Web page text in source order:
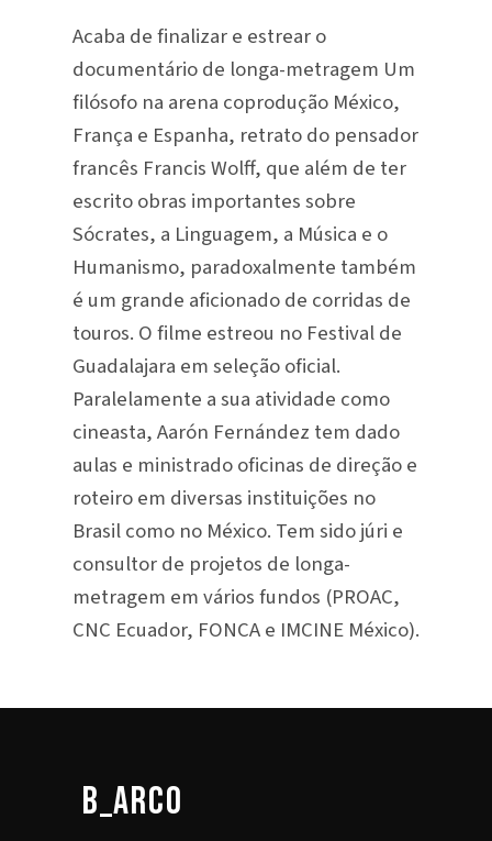
Acaba de finalizar e estrear o
documentário de longa-metragem Um
filósofo na arena coprodução México,
França e Espanha, retrato do pensador
francês Francis Wolff, que além de ter
escrito obras importantes sobre
Sócrates, a Linguagem, a Música e o
Humanismo, paradoxalmente também
é um grande aficionado de corridas de
touros. O filme estreou no Festival de
Guadalajara em seleção oficial.
Paralelamente a sua atividade como
cineasta, Aarón Fernández tem dado
aulas e ministrado oficinas de direção e
roteiro em diversas instituições no
Brasil como no México. Tem sido júri e
consultor de projetos de longa-
metragem em vários fundos (PROAC,
CNC Ecuador, FONCA e IMCINE México).
b_arco